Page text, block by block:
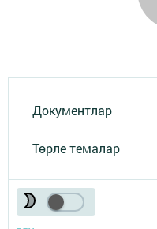
Документлар
Төрле темалар